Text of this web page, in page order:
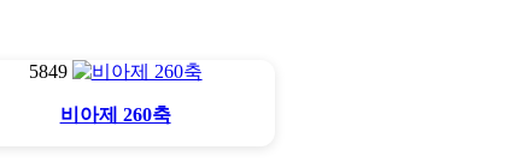
5849
비아제 260축